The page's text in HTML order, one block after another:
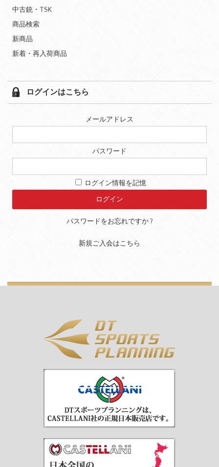
中古銃・TSK
商品検索
新商品
新着・再入荷商品
ログインはこちら
メールアドレス
パスワード
ログイン情報を記憶
パスワードをお忘れですか ?
新規ご入会はこちら